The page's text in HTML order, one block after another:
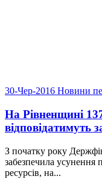
30-Чер-2016 Новини
На Рівненщині
відповідатимуть
З початку року
забезпечила
ресурсів, на...